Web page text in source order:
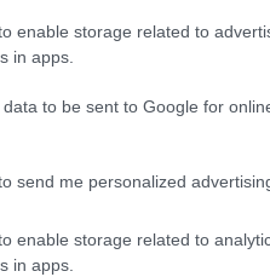
enable storage related to
in apps.
to be sent to Google for
send me personalized
enable storage related to
in apps.